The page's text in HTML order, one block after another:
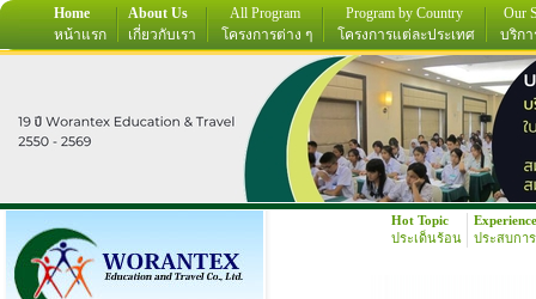
Home
หน้าแรก
About Us
เกี่ยวกับเรา
All Program
โครงการต่าง ๆ
Program by Country
โครงการแต่ละประเทศ
Our
บริกา
Hot Topic
ประเด็นร้อน
Experience
ประสบกา